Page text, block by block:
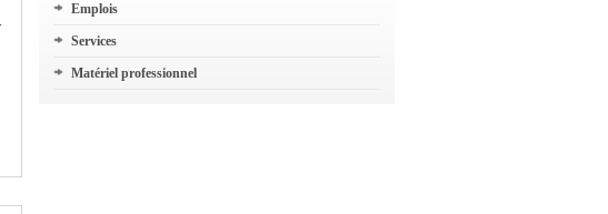
Emplois
Services
Matériel professionnel